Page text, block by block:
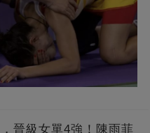
晉級女單4強！陳雨菲